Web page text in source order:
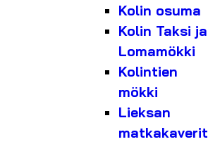
Kolin osuma
Kolin Taksi ja
Lomamökki
Kolintien
mökki
Lieksan
matkakaverit